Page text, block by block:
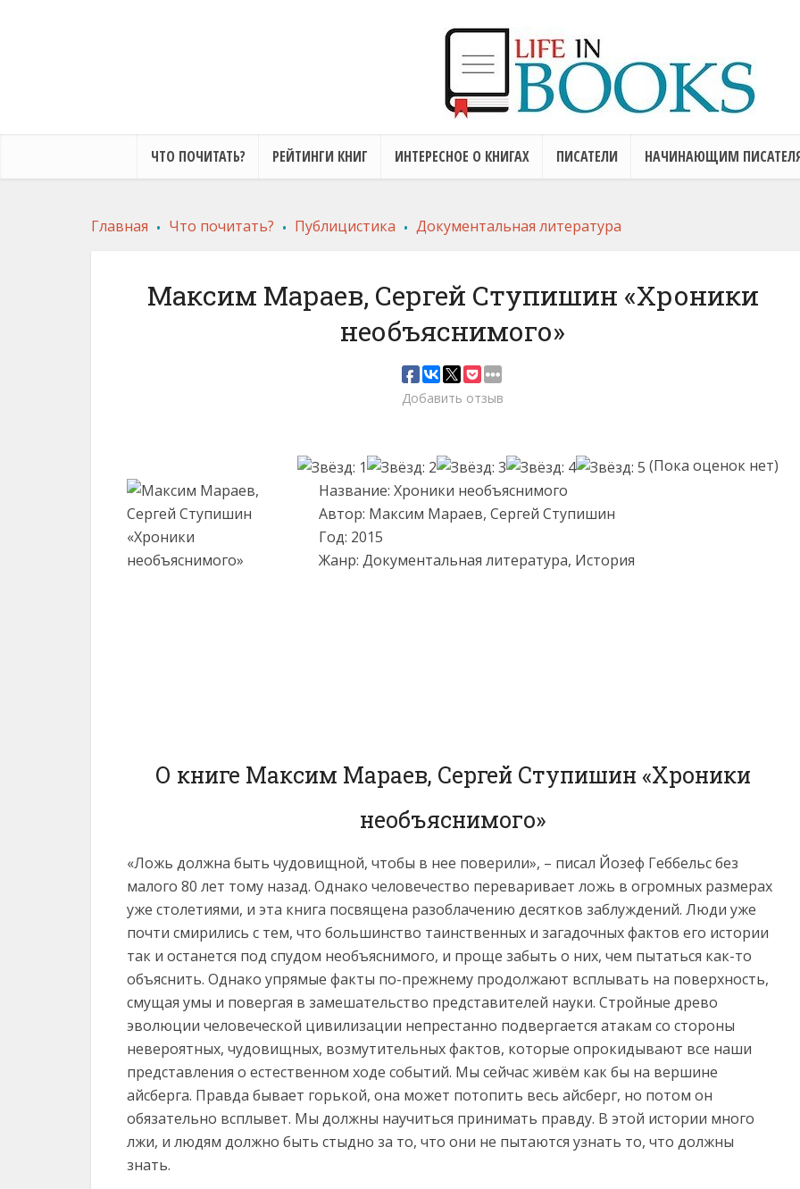
ЧТО ПОЧИТАТЬ? РЕЙТИНГИ КНИГ ИНТЕРЕСНОЕ О КНИГАХ ПИСАТЕЛИ НАЧИНАЮЩИМ
Главная . Что почитать? . Публицистика . Документальная литература
Максим Мараев, Сергей Ступишин «Хроники
необъяснимого»
Добавить отзыв
(Пока оценок нет)
Название: Хроники необъяснимого
Автор: Максим Мараев, Сергей Ступишин
Год: 2015
Жанр: Документальная литература, История
О книге Максим Мараев, Сергей Ступишин «Хроники
необъяснимого»
«Ложь должна быть чудовищной, чтобы в нее поверили», – писал Йозеф Геббельс без
малого 80 лет тому назад. Однако человечество переваривает ложь в огромных размерах
уже столетиями, и эта книга посвящена разоблачению десятков заблуждений. Люди уже
почти смирились с тем, что большинство таинственных и загадочных фактов его истории
так и останется под спудом необъяснимого, и проще забыть о них, чем пытаться как-то
объяснить. Однако упрямые факты по-прежнему продолжают всплывать на поверхность,
смущая умы и повергая в замешательство представителей науки. Стройные древо
эволюции человеческой цивилизации непрестанно подвергается атакам со стороны
невероятных, чудовищных, возмутительных фактов, которые опрокидывают все наши
представления о естественном ходе событий. Мы сейчас живём как бы на вершине
айсберга. Правда бывает горькой, она может потопить весь айсберг, но потом он
обязательно всплывет. Мы должны научиться принимать правду. В этой истории много
лжи, и людям должно быть стыдно за то, что они не пытаются узнать то, что должны
знать.